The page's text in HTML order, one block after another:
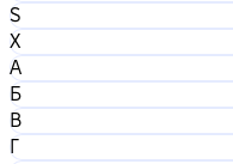
S
X
А
Б
В
Г